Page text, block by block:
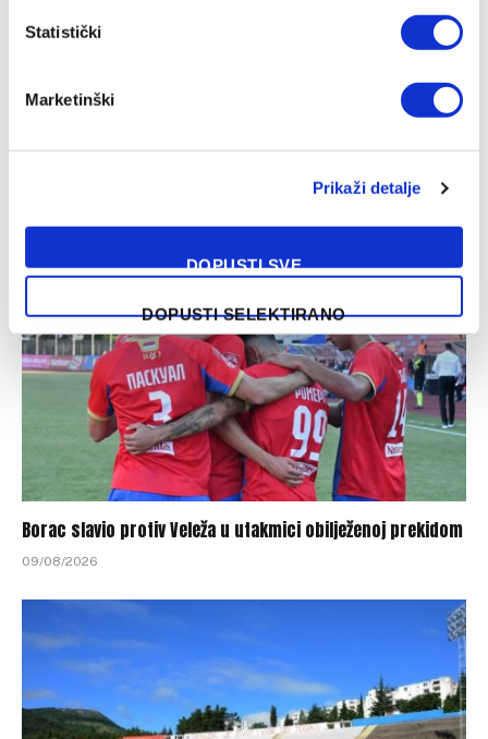
Statistički
Marketinški
Prikaži detalje
DOPUSTI SVE
DOPUSTI SELEKTIRANO
Rahimić: Bilo je teško ovo izdržati, Marinović: Odigrali smo
Borac slavio protiv Veleža u utakmici obilježenoj prekidom
09/08/2026